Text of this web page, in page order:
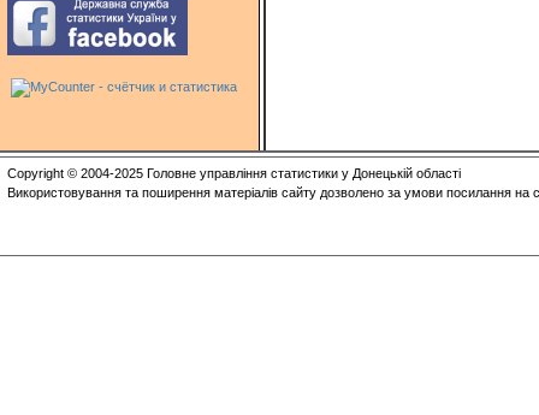
Copyright © 2004-2025 Головне управління статистики у Донецькій області
Використовування та поширення матеріалів сайту дозволено за умови посилання на